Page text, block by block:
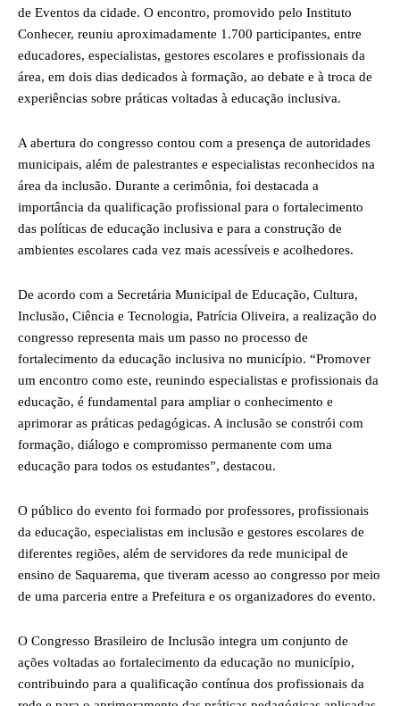
de Eventos da cidade. O encontro, promovido pelo Instituto
Conhecer, reuniu aproximadamente 1.700 participantes, entre
educadores, especialistas, gestores escolares e profissionais da
área, em dois dias dedicados à formação, ao debate e à troca de
experiências sobre práticas voltadas à educação inclusiva.
A abertura do congresso contou com a presença de autoridades
municipais, além de palestrantes e especialistas reconhecidos na
área da inclusão. Durante a cerimônia, foi destacada a
importância da qualificação profissional para o fortalecimento
das políticas de educação inclusiva e para a construção de
ambientes escolares cada vez mais acessíveis e acolhedores.
De acordo com a Secretária Municipal de Educação, Cultura,
Inclusão, Ciência e Tecnologia, Patrícia Oliveira, a realização do
congresso representa mais um passo no processo de
fortalecimento da educação inclusiva no município. “Promover
um encontro como este, reunindo especialistas e profissionais da
educação, é fundamental para ampliar o conhecimento e
aprimorar as práticas pedagógicas. A inclusão se constrói com
formação, diálogo e compromisso permanente com uma
educação para todos os estudantes”, destacou.
O público do evento foi formado por professores, profissionais
da educação, especialistas em inclusão e gestores escolares de
diferentes regiões, além de servidores da rede municipal de
ensino de Saquarema, que tiveram acesso ao congresso por meio
de uma parceria entre a Prefeitura e os organizadores do evento.
O Congresso Brasileiro de Inclusão integra um conjunto de
ações voltadas ao fortalecimento da educação no município,
contribuindo para a qualificação contínua dos profissionais da